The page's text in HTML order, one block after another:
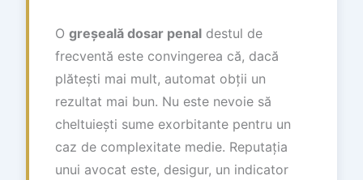
O greșeală dosar penal destul de
frecventă este convingerea că, dacă
plătești mai mult, automat obții un
rezultat mai bun. Nu este nevoie să
cheltuiești sume exorbitante pentru un
caz de complexitate medie. Reputația
unui avocat este, desigur, un indicator